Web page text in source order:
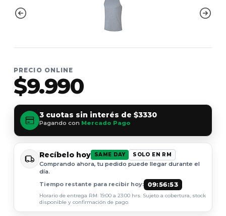
PRECIO ONLINE
$9.990
3 cuotas sin interés de $3330
Pagando con Mercado Pago
Recíbelo hoy SAME DAY SOLO EN RM
Comprando ahora, tu pedido puede llegar durante el
día.
Tiempo restante para recibir hoy: 09:56:52
Horario de entrega RM: 19:00 a 23:00 hrs. Sujeto a cobertura, stock
disponible y confirmación de pago.